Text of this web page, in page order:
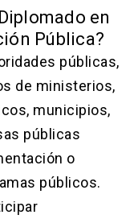
en
Pública?
públicas,
de ministerios,
municipios,
públicas
o
públicos.